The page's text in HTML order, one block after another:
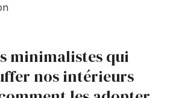
minimalistes qui
nos intérieurs